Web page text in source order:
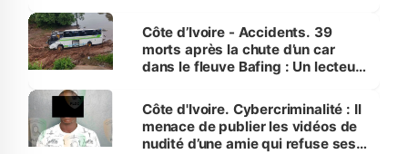
Côte d’Ivoire - Accidents. 39
morts après la chute d’un car
dans le fleuve Bafing : Un lecteur
des Transports
Côte d'Ivoire. Cybercriminalité : Il
menace de publier les vidéos de
nudité d’une amie qui refuse ses